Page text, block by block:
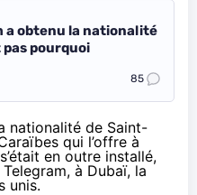
a obtenu la nationalité
pourquoi
85
nationalité de Saint-
qui l’offre à
en outre installé,
à Dubaï, la
unis.